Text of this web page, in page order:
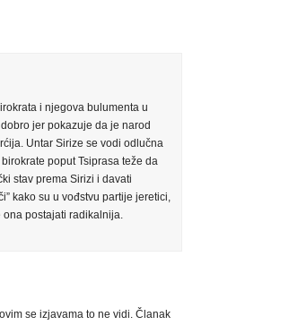
i njegova bulumenta u
jer pokazuje da je narod
Untar Sirize se vodi odlučna
poput Tsiprasa teže da
stav prema Sirizi i davati
kako su u vođstvu partije jeretici,
ona postajati radikalnija.
se izjavama to ne vidi. Članak